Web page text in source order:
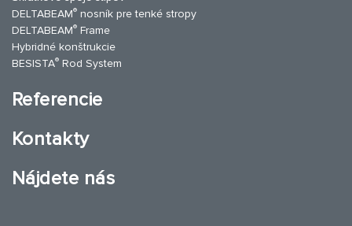
DELTABEAM® nosník pre tenké stropy
DELTABEAM® Frame
Hybridné konštrukcie
BESISTA® Rod System
Referencie
Kontakty
Nájdete nás